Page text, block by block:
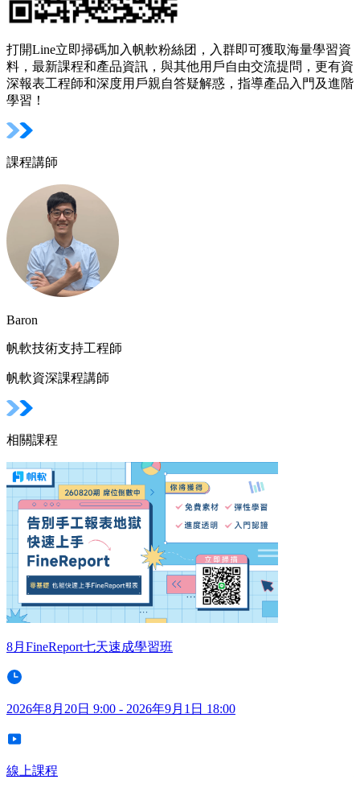
打開Line立即掃碼加入帆軟粉絲团，入群即可獲取海量學習資
料，最新課程和產品資訊，與其他用戶自由交流提問，更有資
深報表工程師和深度用戶親自答疑解惑，指導產品入門及進階
學習！
課程講師
Baron
帆軟技術支持工程師
帆軟資深課程講師
相關課程
8月FineReport七天速成學習班
2026年8月20日 9:00 - 2026年9月1日 18:00
線上課程